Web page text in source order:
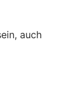
auch